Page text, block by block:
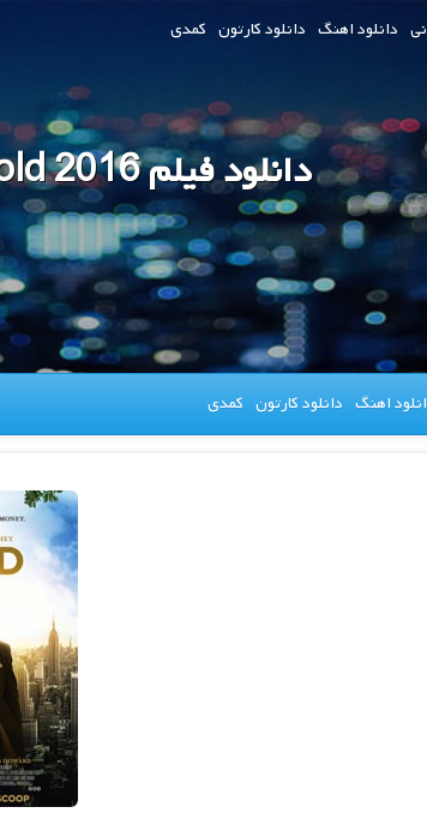
دانلود اهنگ دانلود کارتون کمدی
دانلود فیلم Gold 2016
اهنگ دانلود کارتون کمدی